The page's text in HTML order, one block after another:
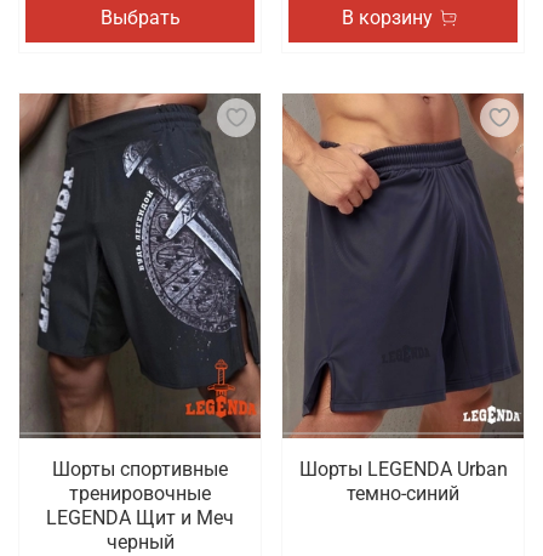
Выбрать В корзину
Шорты спортивные
тренировочные
LEGENDA Щит и Меч
черный
Шорты LEGENDA Urban
темно-синий